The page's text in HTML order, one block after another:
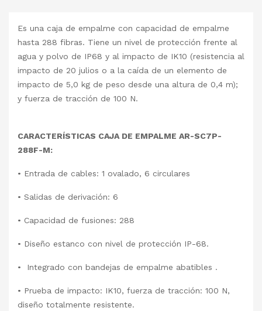
Es una caja de empalme con capacidad de empalme
hasta 288 fibras. Tiene un nivel de protección frente al
agua y polvo de IP68 y al impacto de IK10 (resistencia al
impacto de 20 julios o a la caída de un elemento de
impacto de 5,0 kg de peso desde una altura de 0,4 m);
y fuerza de tracción de 100 N.
CARACTERÍSTICAS CAJA DE EMPALME AR-SC7P-
288F-M:
• Entrada de cables: 1 ovalado, 6 circulares
• Salidas de derivación: 6
• Capacidad de fusiones: 288
• Diseño estanco con nivel de protección IP-68.
• Integrado con bandejas de empalme abatibles .
• Prueba de impacto: IK10, fuerza de tracción: 100 N,
diseño totalmente resistente.